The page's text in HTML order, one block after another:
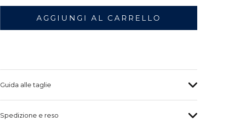
AGGIUNGI AL CARRELLO
Guida alle taglie
Spedizione e reso